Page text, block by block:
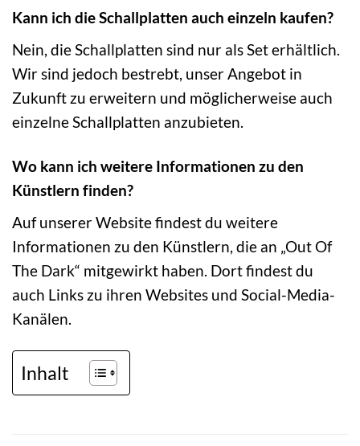
Kann ich die Schallplatten auch einzeln kaufen?
Nein, die Schallplatten sind nur als Set erhältlich.
Wir sind jedoch bestrebt, unser Angebot in
Zukunft zu erweitern und möglicherweise auch
einzelne Schallplatten anzubieten.
Wo kann ich weitere Informationen zu den
Künstlern finden?
Auf unserer Website findest du weitere
Informationen zu den Künstlern, die an „Out Of
The Dark“ mitgewirkt haben. Dort findest du
auch Links zu ihren Websites und Social-Media-
Kanälen.
Inhalt